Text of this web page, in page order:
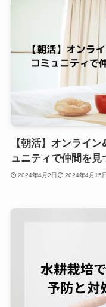
【朝活】オンライ
ュニティで仲間を見
2024年4月2日 2024年4月15日